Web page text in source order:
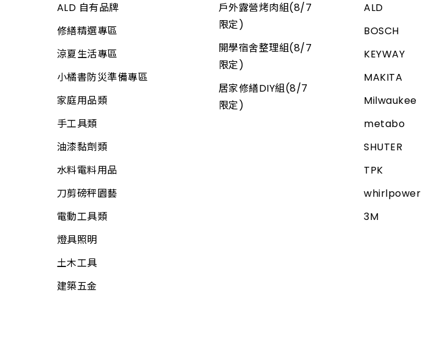
土地界標
彎筋拉桿
畚箕
抹刀、推刀
補杯、漆刀
水泥、磁磚用具
鑿刀
各式木柄
電動工具附件
工具袋
S腰帶
高空安全帶
玻璃
信箱
鉤類
螺絲
自功螺絲
壁虎(膨脹螺絲)
板模線材
線材
木材
板材
網材
水電角鋼
釘類
ALD 自有品牌
修繕精選專區
涼夏生活專區
小橘書防災準備專區
家庭用品類
手工具類
油漆黏劑類
水料電料用品
刀剪磅秤園藝
電動工具類
燈具照明
土木工具
建築五金
戶外露營烤肉組(8/7
限定)
開學宿舍整理組(8/7
限定)
居家修繕DIY組(8/7
限定)
ALD
BOSCH
KEYWAY
MAKITA
Milwaukee
metabo
SHUTER
TPK
whirlpower
3M